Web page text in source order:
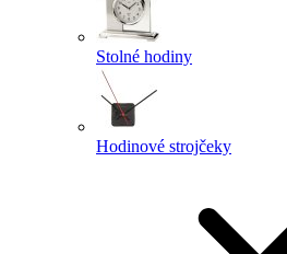
Stolné hodiny
Hodinové strojčeky